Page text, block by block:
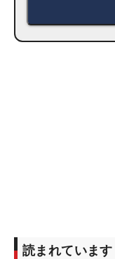
読まれています